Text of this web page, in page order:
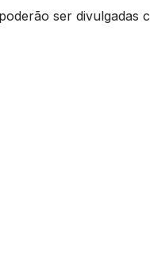
ser divulgadas